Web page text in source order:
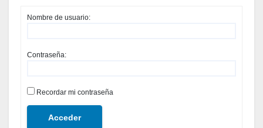
Nombre de usuario:
Contraseña:
Recordar mi contraseña
Acceder